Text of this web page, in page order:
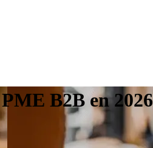
B2B en 2026